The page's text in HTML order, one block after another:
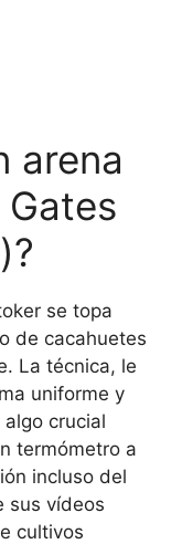
arena
se topa
de cacahuetes
La técnica, le
uniforme y
crucial
termómetro a
incluso del
sus vídeos
cultivos